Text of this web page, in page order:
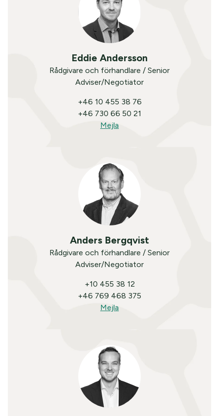
Eddie Andersson
Rådgivare och förhandlare / Senior
Adviser/Negotiator
+46 10 455 38 76
+46 730 66 50 21
Mejla
Anders Bergqvist
Rådgivare och förhandlare / Senior
Adviser/Negotiator
+10 455 38 12
+46 769 468 375
Mejla